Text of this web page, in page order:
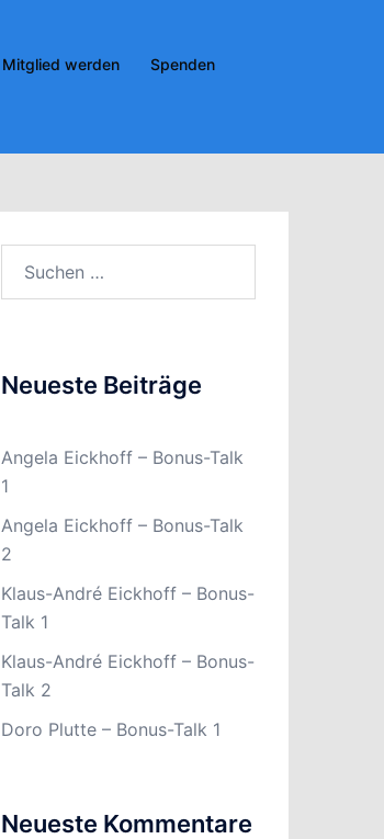
Mitglied werden
Spenden
Neueste Beiträge
Angela Eickhoff – Bonus-Talk
1
Angela Eickhoff – Bonus-Talk
2
Klaus-André Eickhoff – Bonus-
Talk 1
Klaus-André Eickhoff – Bonus-
Talk 2
Doro Plutte – Bonus-Talk 1
Neueste Kommentare